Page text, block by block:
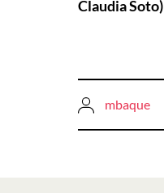
Claudia Soto)
mbaque